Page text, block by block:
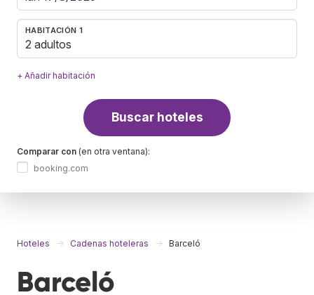
HABITACIÓN 1
2 adultos
+ Añadir habitación
Buscar hoteles
Comparar con (en otra ventana):
booking.com
Hoteles Cadenas hoteleras Barceló
Barceló